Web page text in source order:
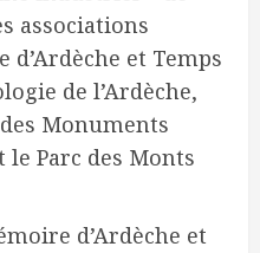
associations
et Temps
de l’Ardèche,
Monuments
le Parc des Monts
d’Ardèche et